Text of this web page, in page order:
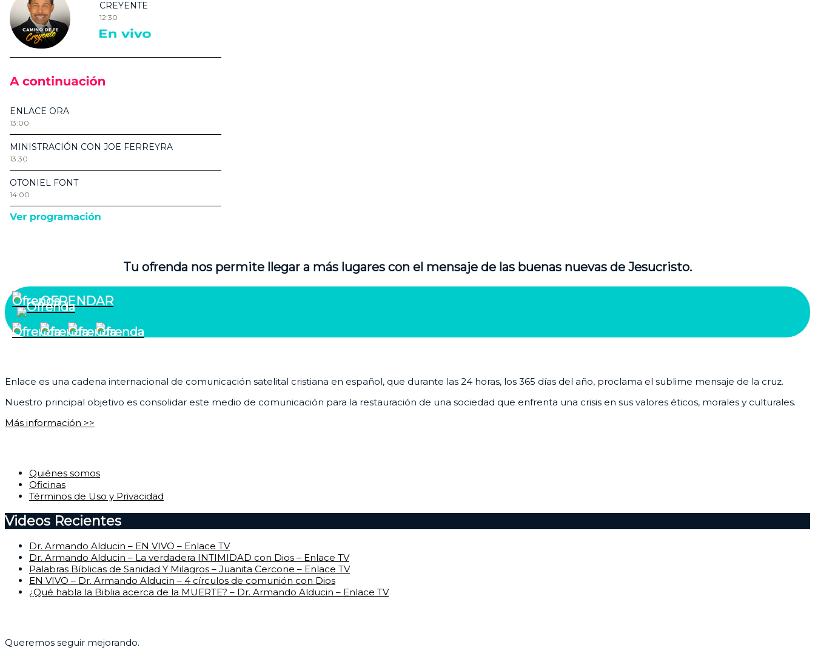
Tu ofrenda nos permite llegar a más lugares con el mensaje de las buenas nuevas de Jesucristo.
OFRENDAR
Enlace es una cadena internacional de comunicación satelital cristiana en español, que durante las 24 horas, los 365 días del año, proclama el sublime mensaje de la cruz.
Nuestro principal objetivo es consolidar este medio de comunicación para la restauración de una sociedad que enfrenta una crisis en sus valores éticos, morales y culturales.
Más información >>
Quiénes somos
Oficinas
Términos de Uso y Privacidad
Videos Recientes
Dr. Armando Alducin – EN VIVO – Enlace TV
Dr. Armando Alducin – La verdadera INTIMIDAD con Dios – Enlace TV
Palabras Bíblicas de Sanidad Y Milagros – Juanita Cercone – Enlace TV
EN VIVO – Dr. Armando Alducin – 4 círculos de comunión con Dios
¿Qué habla la Biblia acerca de la MUERTE? – Dr. Armando Alducin – Enlace TV
Queremos seguir mejorando.